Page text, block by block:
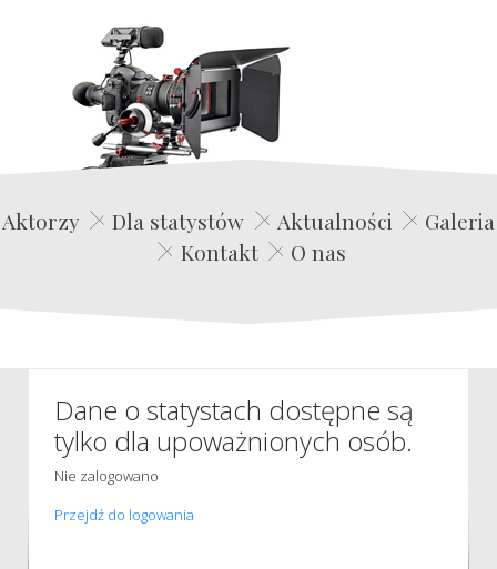
Edwin Film Agencja Aktorska
Aktorzy Dla statystów Aktualności
Galeria
Kontakt
O nas
Dane o statystach dostępne są
tylko dla upoważnionych osób.
Nie zalogowano
Przejdź do logowania